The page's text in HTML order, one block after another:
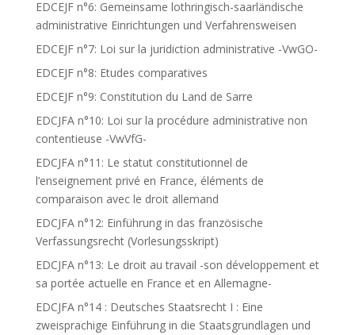
EDCEJF n°6: Gemeinsame lothringisch-saarländische
administrative Einrichtungen und Verfahrensweisen
EDCEJF n°7: Loi sur la juridiction administrative -VwGO-
EDCEJF n°8: Etudes comparatives
EDCEJF n°9: Constitution du Land de Sarre
EDCJFA n°10: Loi sur la procédure administrative non
contentieuse -VwVfG-
EDCJFA n°11: Le statut constitutionnel de
l’enseignement privé en France, éléments de
comparaison avec le droit allemand
EDCJFA n°12: Einführung in das französische
Verfassungsrecht (Vorlesungsskript)
EDCJFA n°13: Le droit au travail -son développement et
sa portée actuelle en France et en Allemagne-
EDCJFA n°14 : Deutsches Staatsrecht I : Eine
zweisprachige Einführung in die Staatsgrundlagen und